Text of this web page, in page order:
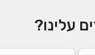
עלינו?